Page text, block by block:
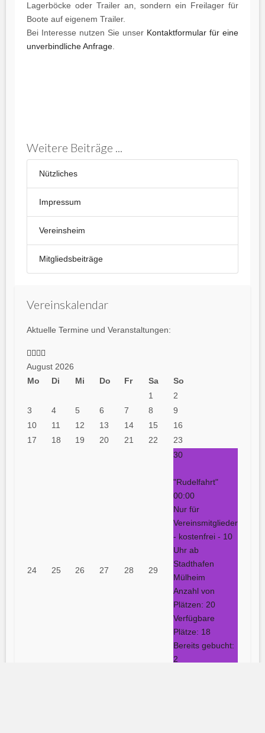
Lagerböcke oder Trailer an, sondern ein Freilager für
Boote auf eigenem Trailer.
Bei Interesse nutzen Sie unser Kontaktformular für eine
unverbindliche Anfrage
Weitere Beiträge ...
Nützliches
Impressum
Vereinsheim
Mitgliedsbeiträge
Vereinskalendar
Aktuelle Termine und Veranstaltungen:
JahrMonat
JahrMonat
August 2026
Mo
Di Mi Do Fr Sa
So
1
2
3
4 5 6 7 8
9
10
11 12 13 14 15
16
17
18 19 20 21 22 23
24 25 26 27 28 29
30
"Rudelfahrt"
00:00
Nur für
Vereinsmitglieder
- kostenfrei - 10
Uhr ab
Stadthafen
Mülheim
Anzahl von
Plätzen: 20
Verfügbare
Plätze: 18
Bereits gebucht:
2